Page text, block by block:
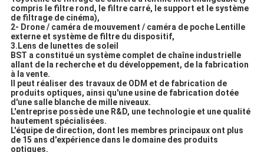
compris le filtre rond, le filtre carré, le support et le système
de filtrage de cinéma),
2- Drone / caméra de mouvement / caméra de poche Lentille
externe et système de filtre du dispositif,
3.Lens de lunettes de soleil
BST a constitué un système complet de chaîne industrielle
allant de la recherche et du développement, de la fabrication
à la vente.
Il peut réaliser des travaux de ODM et de fabrication de
produits optiques, ainsi qu'une usine de fabrication dotée
d'une salle blanche de mille niveaux.
L'entreprise possède une R&D, une technologie et une qualité
hautement spécialisées.
L'équipe de direction, dont les membres principaux ont plus
de 15 ans d'expérience dans le domaine des produits
optiques.